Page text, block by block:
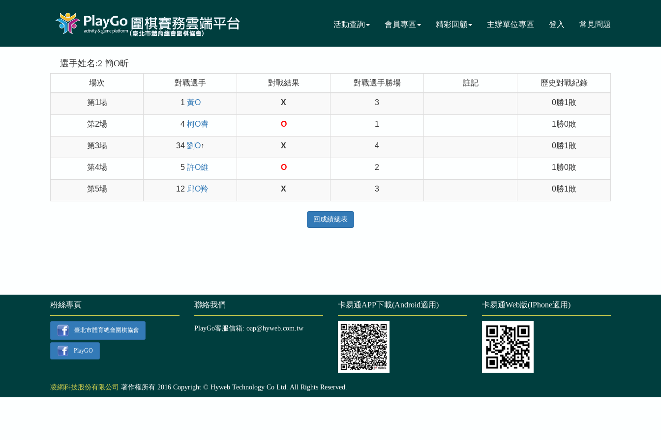
活動查詢 會員專區 精彩回顧 主辦單位專區 登入 常見問題
選手姓名:2 簡O昕
場次 對戰選手 對戰結果 對戰選手勝場 註記 歷史對戰紀錄
第1場 1 黃O X 3 0勝1敗
第2場 4 柯O睿 O 1 1勝0敗
第3場 34 劉O↑ X 4 0勝1敗
第4場 5 許O維 O 2 1勝0敗
第5場 12 邱O羚 X 3 0勝1敗
回成績總表
粉絲專頁
臺北市體育總會圍棋協會
PlayGO
聯絡我們
PlayGo客服信箱: oap@hyweb.com.tw
卡易通APP下載(Android適用) 卡易通Web版(IPhone適用)
凌網科技股份有限公司 著作權所有 2016 Copyright © Hyweb Technology Co Ltd. All Rights Reserved.